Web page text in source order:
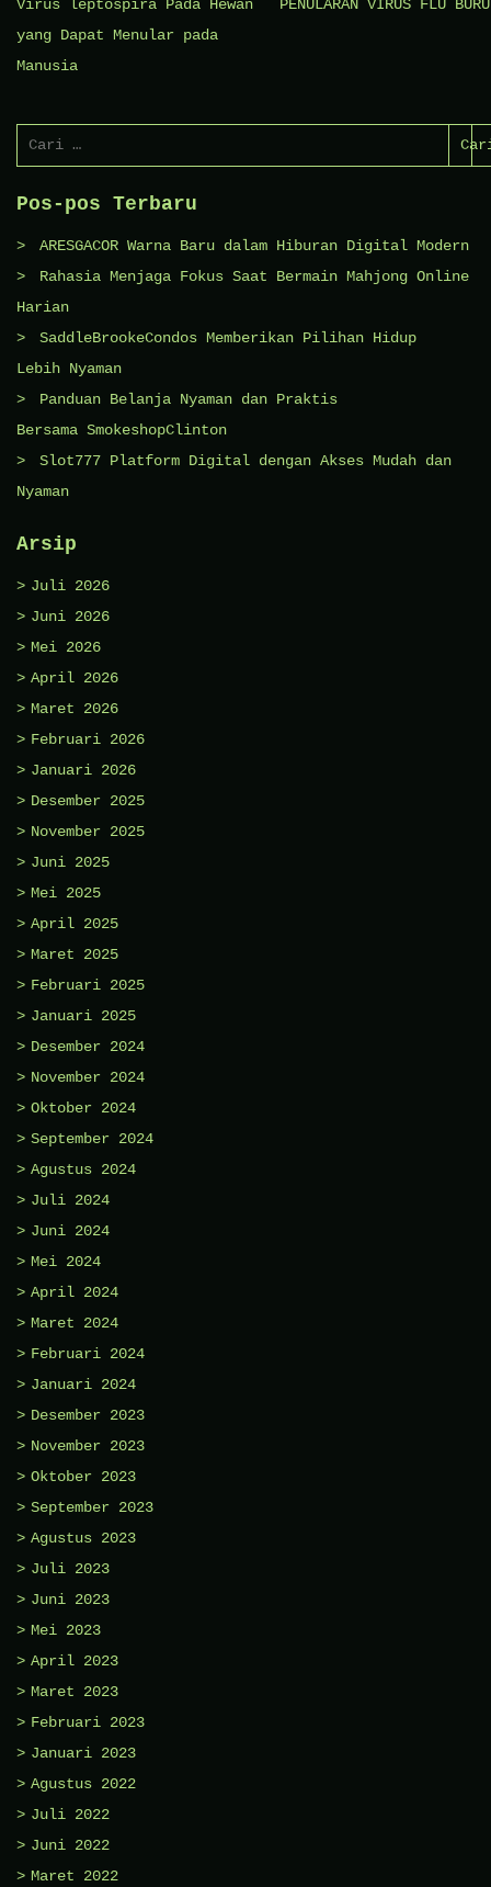
Navigasi
pos
Virus leptospira Pada Hewan
yang Dapat Menular pada
Manusia
PENULARAN VIRUS FLU
Pos-pos Terbaru
ARESGACOR Warna Baru dalam Hiburan Digital Modern
Rahasia Menjaga Fokus Saat Bermain Mahjong Online
Harian
SaddleBrookeCondos Memberikan Pilihan Hidup
Lebih Nyaman
Panduan Belanja Nyaman dan Praktis
Bersama SmokeshopClinton
Slot777 Platform Digital dengan Akses Mudah dan
Nyaman
Arsip
Juli 2026
Juni 2026
Mei 2026
April 2026
Maret 2026
Februari 2026
Januari 2026
Desember 2025
November 2025
Juni 2025
Mei 2025
April 2025
Maret 2025
Februari 2025
Januari 2025
Desember 2024
November 2024
Oktober 2024
September 2024
Agustus 2024
Juli 2024
Juni 2024
Mei 2024
April 2024
Maret 2024
Februari 2024
Januari 2024
Desember 2023
November 2023
Oktober 2023
September 2023
Agustus 2023
Juli 2023
Juni 2023
Mei 2023
April 2023
Maret 2023
Februari 2023
Januari 2023
Agustus 2022
Juli 2022
Juni 2022
Maret 2022